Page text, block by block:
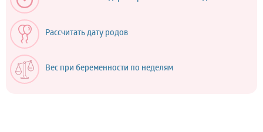
Рассчитать дату родов
Вес при беременности по неделям